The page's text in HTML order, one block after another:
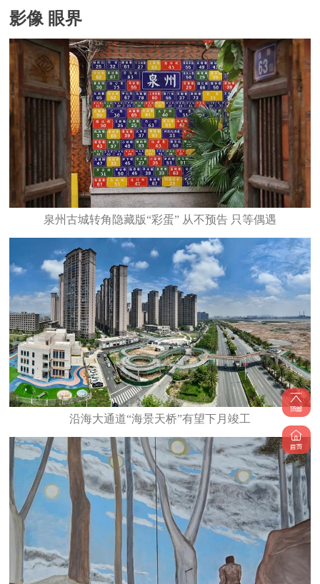
影像 眼界
泉州古城转角隐藏版“彩蛋” 从不预告 只等偶遇
沿海大通道“海景天桥”有望下月竣工